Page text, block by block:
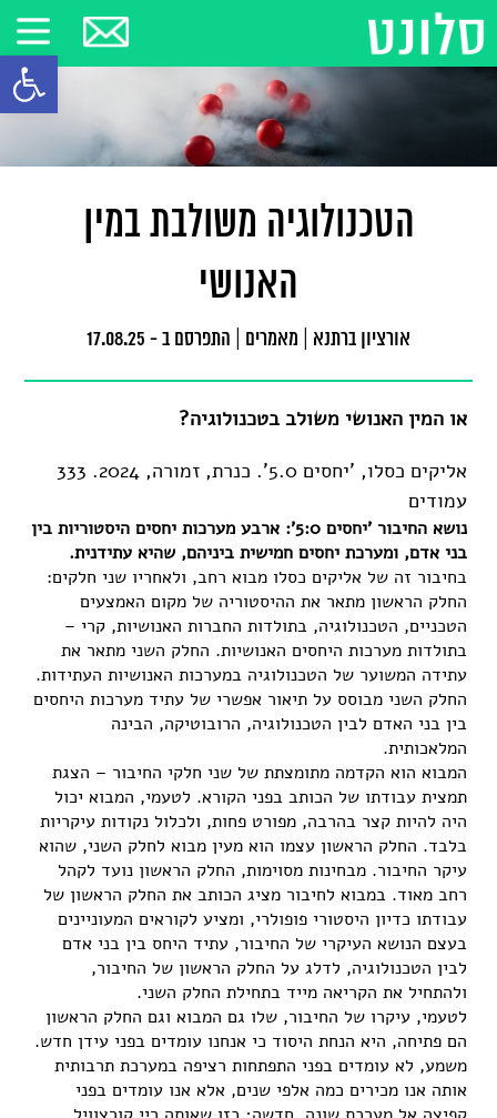
פתח
הטכנולוגיה משולבת במין
האנושי
אורציון ברתנא מאמרים התפרסם ב - 17.08.25
או המין האנושי משולב בטכנולוגיה?
אליקים כסלו, 'יחסים 5.0'. כנרת, זמורה, 2024. 333
עמודים
נושא החיבור 'יחסים 5:0': ארבע מערכות יחסים היסטוריות בין
בני אדם, ומערכת יחסים חמישית ביניהם, שהיא עתידנית.
בחיבור זה של אליקים כסלו מבוא רחב, ולאחריו שני חלקים:
החלק הראשון מתאר את ההיסטוריה של מקום האמצעים
הטכניים, הטכנולוגיה, בתולדות החברות האנושיות, קרי –
בתולדות מערכות היחסים האנושיות. החלק השני מתאר את
עתידה המשוער של הטכנולוגיה במערכות האנושיות העתידות.
החלק השני מבוסס על תיאור אפשרי של עתיד מערכות היחסים
בין בני האדם לבין הטכנולוגיה, הרובוטיקה, הבינה
המלאכותית.
המבוא הוא הקדמה מתומצתת של שני חלקי החיבור – הצגת
תמצית עבודתו של הכותב בפני הקורא. לטעמי, המבוא יכול
היה להיות קצר בהרבה, מפורט פחות, ולכלול נקודות עיקריות
בלבד. החלק הראשון עצמו הוא מעין מבוא לחלק השני, שהוא
עיקר החיבור. מבחינות מסוימות, החלק הראשון נועד לקהל
רחב מאוד. במבוא לחיבור מציג הכותב את החלק הראשון של
עבודתו כדיון היסטורי פופולרי, ומציע לקוראים המעוניינים
בעצם הנושא העיקרי של החיבור, עתיד היחס בין בני אדם
לבין הטכנולוגיה, לדלג על החלק הראשון של החיבור,
ולהתחיל את הקריאה מייד בתחילת החלק השני.
לטעמי, עיקרו של החיבור, שלו גם המבוא וגם החלק הראשון
הם פתיחה, היא הנחת היסוד כי אנחנו עומדים בפני עידן חדש.
משמע, לא עומדים בפני התפתחות רציפה במערכת תרבותית
אותה אנו מכירים כמה אלפי שנים, אלא אנו עומדים בפני